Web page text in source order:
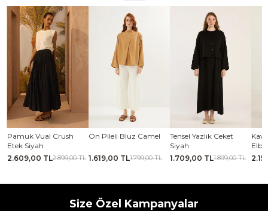
Pamuk Vual Crush
Etek Siyah
2.609,00 TL2.899,00 TL
Ön Pileli Bluz Camel
1.619,00 TL1.799,00 TL
Tensel Yazlık Ceket
Siyah
1.709,00 TL1.899,00 TL
Size Özel Kampanyalar